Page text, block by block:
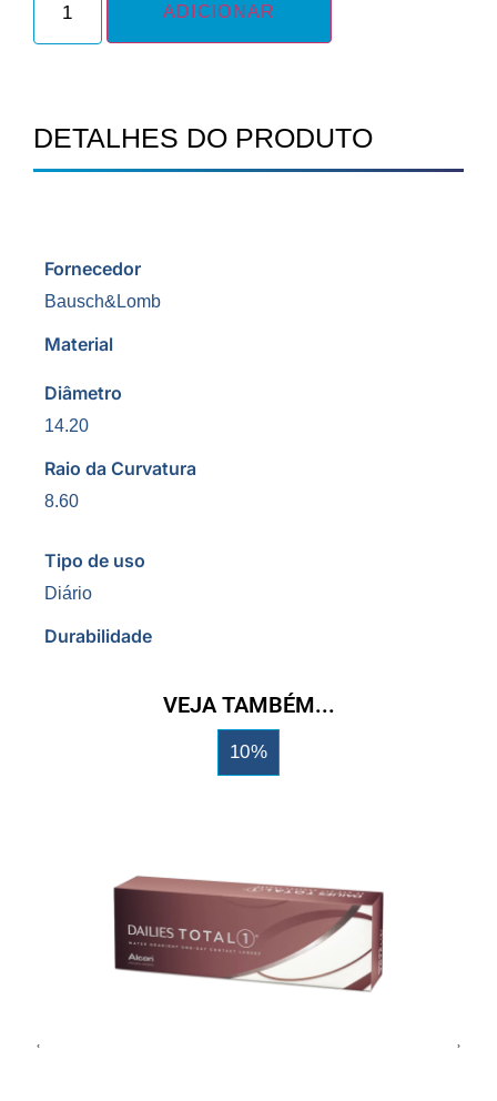
ADICIONAR
DETALHES DO PRODUTO
Fornecedor
Bausch&Lomb
Material
Diâmetro
14.20
Raio da Curvatura
8.60
Tipo de uso
Diário
Durabilidade
VEJA TAMBÉM...
10%